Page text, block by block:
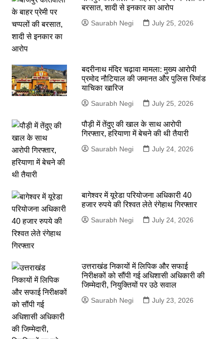
बरसात, शादी से इनकार का आरोप
Saurabh Negi July 25, 2026
बदरीनाथ मंदिर चढ़ावा मामला: मुख्य आरोपी
प्रमोद नौटियाल की जमानत और पुलिस रिमांड
याचिका खारिज
Saurabh Negi July 25, 2026
पौड़ी में तेंदुए की खाल के साथ आरोपी
गिरफ्तार, हरियाणा में बेचने की थी तैयारी
Saurabh Negi July 24, 2026
बागेश्वर में यूरेडा परियोजना अधिकारी 40
हजार रुपये की रिश्वत लेते रंगेहाथ गिरफ्तार
Saurabh Negi July 24, 2026
उत्तराखंड निकायों में लिपिक और सफाई
निरीक्षकों को सौंपी गई अधिशासी अधिकारी की
जिम्मेदारी, नियुक्तियों पर उठे सवाल
Saurabh Negi July 23, 2026